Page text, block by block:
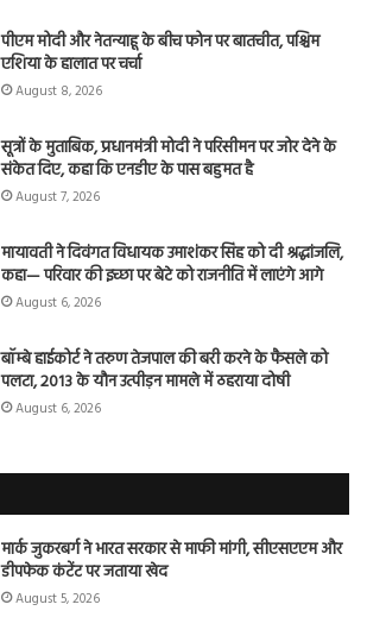
पीएम मोदी और नेतन्याहू के बीच फोन पर बातचीत, पश्चिम
एशिया के हालात पर चर्चा
August 8, 2026
सूत्रों के मुताबिक, प्रधानमंत्री मोदी ने परिसीमन पर जोर देने के
संकेत दिए, कहा कि एनडीए के पास बहुमत है
August 7, 2026
मायावती ने दिवंगत विधायक उमाशंकर सिंह को दी श्रद्धांजलि,
कहा— परिवार की इच्छा पर बेटे को राजनीति में लाएंगे आगे
August 6, 2026
बॉम्बे हाईकोर्ट ने तरुण तेजपाल की बरी करने के फैसले को
पलटा, 2013 के यौन उत्पीड़न मामले में ठहराया दोषी
August 6, 2026
मार्क जुकरबर्ग ने भारत सरकार से माफी मांगी, सीएसएएम और
डीपफेक कंटेंट पर जताया खेद
August 5, 2026